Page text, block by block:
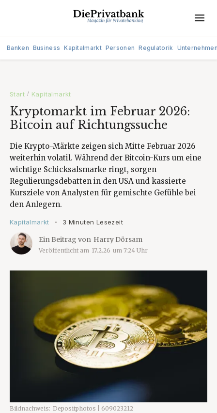
Banken Business Kapitalmarkt Personen Regulatorik
Start / Kapitalmarkt
Kryptomarkt im Februar 2026:
Bitcoin auf Richtungssuche
Die Krypto-Märkte zeigen sich Mitte Februar 2026
weiterhin volatil. Während der Bitcoin-Kurs um eine
wichtige Schicksalsmarke ringt, sorgen
Regulierungsdebatten in den USA und kassierte
Kursziele von Analysten für gemischte Gefühle bei
den Anlegern.
Kapitalmarkt • 3 Minuten Lesezeit
Ein Beitrag von Harry Dörsam
Veröffentlicht am 17.2.26 um 7:24 Uhr
Bildnachweis: Depositphotos | 609023212